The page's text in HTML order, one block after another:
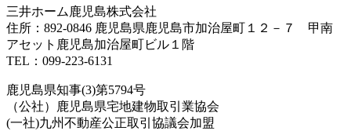
三井ホーム鹿児島株式会社
住所：892-0846 鹿児島県鹿児島市加治屋町１２－７ 甲南
アセット鹿児島加治屋町ビル１階
TEL：099-223-6131
鹿児島県知事(3)第5794号
（公社）鹿児島県宅地建物取引業協会
(一社)九州不動産公正取引協議会加盟